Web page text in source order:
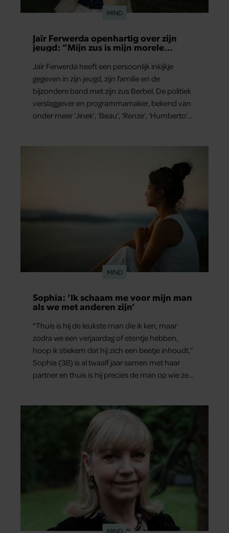
MIND
Jaïr Ferwerda openhartig over zijn
jeugd: “Mijn zus is mijn morele
Jaïr Ferwerda heeft een persoonlijk inkijkje
gegeven in zijn jeugd, zijn familie en de
bijzondere band met zijn zus Berbel. De politiek
verslaggever en programmamaker, bekend van
onder meer ‘Jinek’, ‘Beau’, ‘Renze’, ‘Humberto’
MIND
Sophia: ‘Ik schaam me voor mijn man
als we met anderen zijn’
“Thuis is hij de leukste man die ik ken, maar
zodra we een verjaardag of etentje hebben,
hoop ik stiekem dat hij zich een beetje inhoudt.”
Sophia (38) is al twaalf jaar samen met haar
partner en thuis is hij precies de man op wie ze
ze samen onder de mensen zijn.
MIND